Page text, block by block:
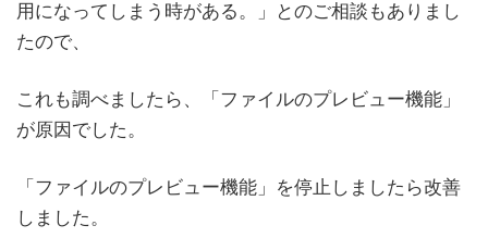
用になってしまう時がある。」とのご相談もありまし
たので、
これも調べましたら、「ファイルのプレビュー機能」
が原因でした。
「ファイルのプレビュー機能」を停止しましたら改善
しました。